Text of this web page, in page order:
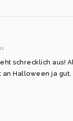
schrecklich aus!
an Halloween ja gut,